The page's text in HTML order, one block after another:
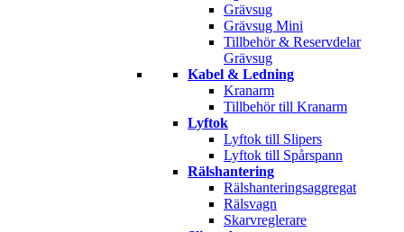
Grävsug
Grävsug Mini
Tillbehör & Reservdelar
Grävsug
Kabel & Ledning
Kranarm
Tillbehör till Kranarm
Lyftok
Lyftok till Slipers
Lyftok till Spårspann
Rälshantering
Rälshanteringsaggregat
Rälsvagn
Skarvreglerare